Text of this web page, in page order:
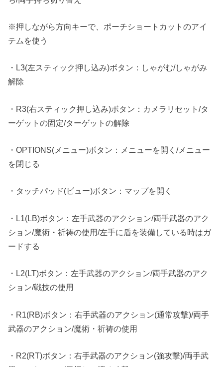
※押しながら方向キーで、ポーチショートカットのアイ
テムを使う
・L3(左スティック押し込み)ボタン：しゃがむ/しゃがみ
解除
・R3(右スティック押し込み)ボタン：カメラリセット/タ
ーゲットの固定/ターゲットの解除
・OPTIONS(メニュー)ボタン：メニューを開く/メニュー
を閉じる
・タッチパッド(ビュー)ボタン：マップを開く
・L1(LB)ボタン：左手武器のアクション/両手武器のアク
ション/魔術・祈祷の使用/左手に盾を装備している時はガ
ードする
・L2(LT)ボタン：左手武器のアクション/両手武器のアク
ション/戦技の使用
・R1(RB)ボタン：右手武器のアクション(通常攻撃)/両手
武器のアクション/魔術・祈祷の使用
・R2(RT)ボタン：右手武器のアクション(強攻撃)/両手武